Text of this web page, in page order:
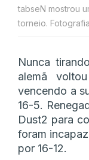
tabseN mostrou
torneio.
Nunca
alemã
vencendo a
16-5.
Dust2 para
foram
por 16-12.